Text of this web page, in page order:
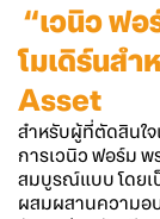
“เวนิว ฟอ
โมเดิร์นส
Asset
สำหรับผู้ที่ตัดสินใจ
การเวนิว ฟอร์ม พ
สมบูรณ์แบบ โดยเ
ผสมผสานความอ